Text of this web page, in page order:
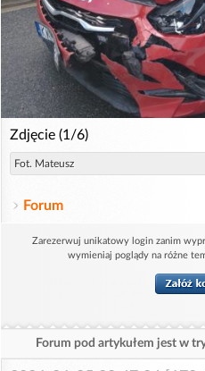
Zdjęcie (1/6)
Fot. Mateusz
Forum
Zarezerwuj unikatowy login zanim
wymieniaj poglądy na różne
Forum pod artykułem jest w